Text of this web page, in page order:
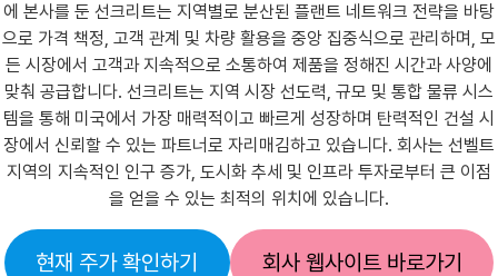
에 본사를 둔 선크리트는 지역별로 분산된 플랜트 네트워크 전략을 바탕
으로 가격 책정, 고객 관계 및 차량 활용을 중앙 집중식으로 관리하며, 모
든 시장에서 고객과 지속적으로 소통하여 제품을 정해진 시간과 사양에
맞춰 공급합니다. 선크리트는 지역 시장 선도력, 규모 및 통합 물류 시스
템을 통해 미국에서 가장 매력적이고 빠르게 성장하며 탄력적인 건설 시
장에서 신뢰할 수 있는 파트너로 자리매김하고 있습니다. 회사는 선벨트
지역의 지속적인 인구 증가, 도시화 추세 및 인프라 투자로부터 큰 이점
을 얻을 수 있는 최적의 위치에 있습니다.
현재 주가 확인하기 회사 웹사이트 바로가기